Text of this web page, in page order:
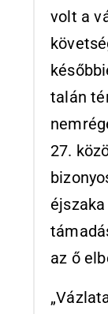
volt a
talán
27.
az ő